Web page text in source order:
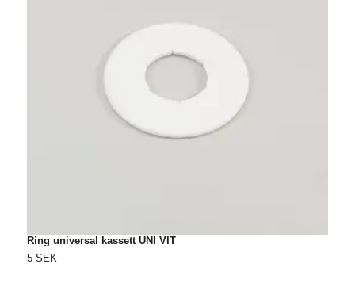
Ring universal kassett UNI VIT
5 SEK